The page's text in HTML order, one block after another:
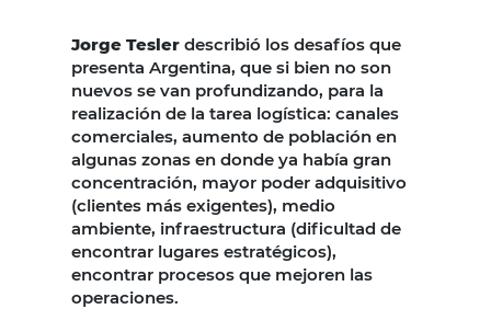
Jorge Tesler describió los desafíos que
presenta Argentina, que si bien no son
nuevos se van profundizando, para la
realización de la tarea logística: canales
comerciales, aumento de población en
algunas zonas en donde ya había gran
concentración, mayor poder adquisitivo
(clientes más exigentes), medio
ambiente, infraestructura (dificultad de
encontrar lugares estratégicos),
encontrar procesos que mejoren las
operaciones.